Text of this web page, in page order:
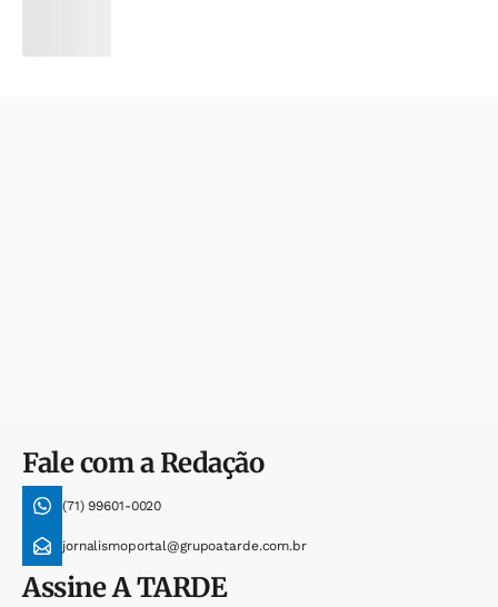
Fale com a Redação
(71) 99601-0020
jornalismoportal@grupoatarde.com.br
AssineA TARDE